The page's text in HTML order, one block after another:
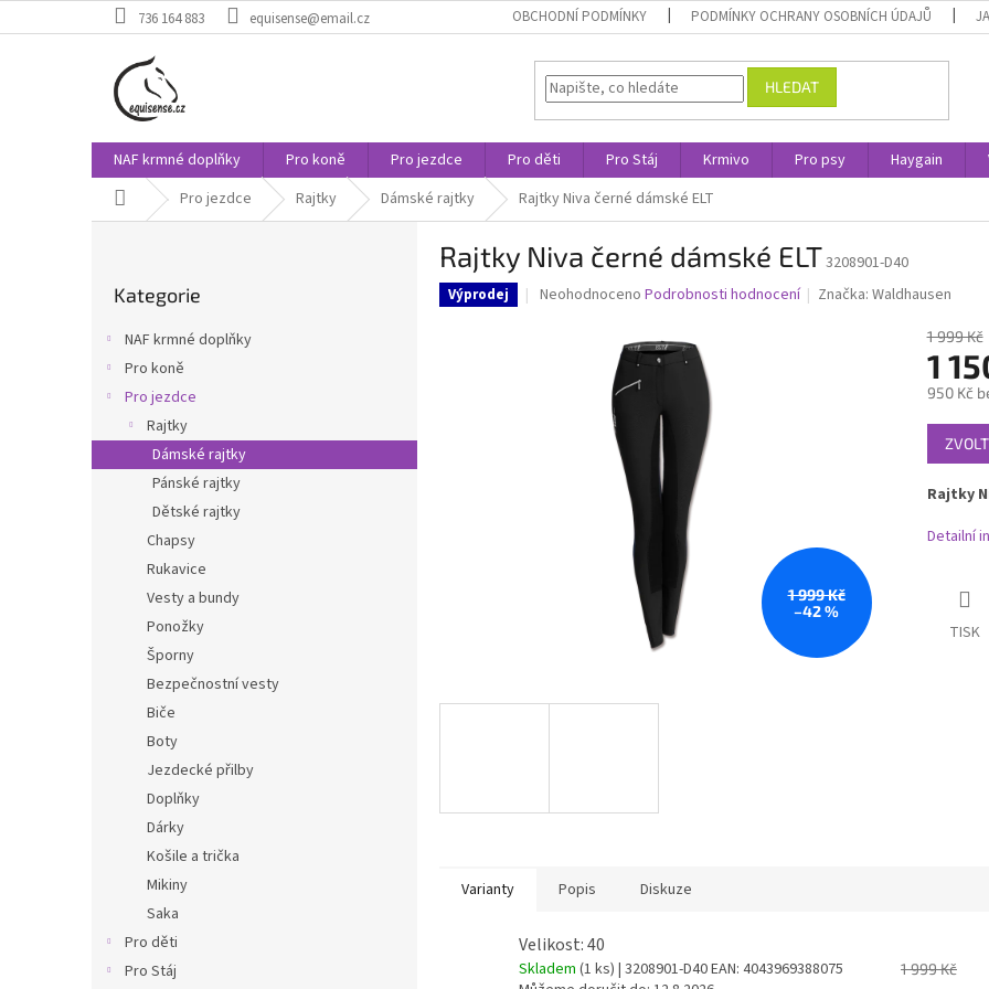
na
736 164 883 equisense@email.cz OBCHODNÍ PODMÍNKY PODMÍNKY OCHRANY OSOBNÍCH ÚDAJŮ
HLEDAT
NAF krmné doplňky Pro koně Pro jezdce Pro děti Pro Stáj Krmivo Pro psy Haygain
Domů Pro jezdce Rajtky Dámské rajtky Rajtky Niva černé dámské ELT
a
kategorie
Kategorie
NAF krmné doplňky
Pro koně
Pro jezdce
Rajtky
Dámské rajtky
Pánské rajtky
Dětské rajtky
Chapsy
Rukavice
Vesty a bundy
Ponožky
Šporny
Bezpečnostní vesty
Biče
Boty
Jezdecké přilby
Doplňky
Dárky
Košile a trička
Mikiny
Saka
Pro děti
Pro Stáj
Rajtky Niva černé dámské ELT3208901-D40
Výprodej
Průměrné
Neohodnoceno Podrobnosti hodnocení Značka:Waldhausen
1 999 Kč
–42 %
1 999 Kč
1
950 Kč
Měrná
cena:
Rajtky
Detailní
TISK
Varianty Popis Diskuze
Velikost: 40
Skladem (1 ks) | 3208901-D40EAN: 4043969388075
1 999 Kč